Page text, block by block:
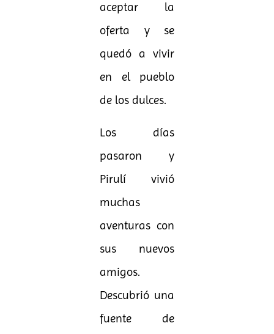
aceptar la
oferta y se
quedó a vivir
en el pueblo
de los dulces.
Los días
pasaron y
Pirulí vivió
muchas
aventuras con
sus nuevos
amigos.
Descubrió una
fuente de